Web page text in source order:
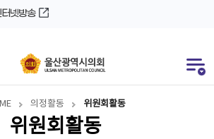
터넷방송
의정활동 위원회활동
위원회활동